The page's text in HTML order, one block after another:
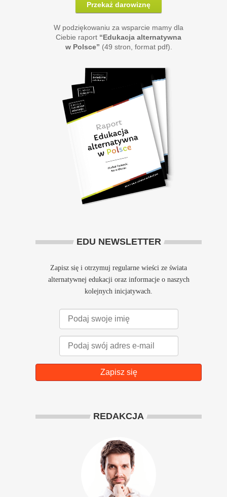
Przekaż darowiznę
W podziękowaniu za wsparcie mamy dla
Ciebie raport “Edukacja alternatywna
w Polsce” (49 stron, format pdf).
EDU NEWSLETTER
Zapisz się i otrzymuj regularne wieści ze świata
alternatywnej edukacji oraz informacje o naszych
kolejnych inicjatywach.
Zapisz się
REDAKCJA